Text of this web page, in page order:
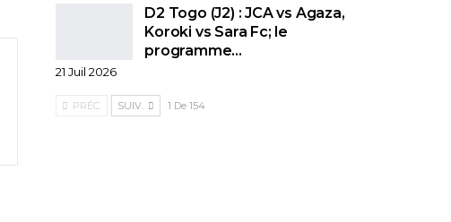
D2 Togo (J2) : JCA vs Agaza,
Koroki vs Sara Fc; le
programme…
21 Juil 2026
PRÉC. SUIV. 1 De 154